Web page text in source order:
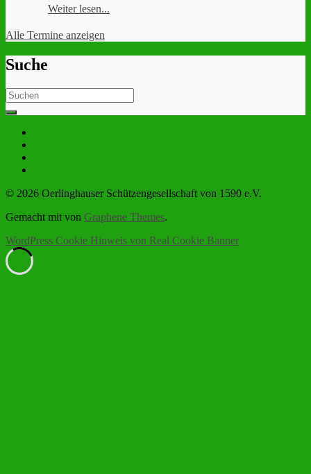
Weiter lesen...
Alle Termine anzeigen
Suche
Search
for:
© 2026 Oerlinghauser Schützengesellschaft von 1590 e.V.
Gemacht mit von Graphene Themes.
WordPress Cookie Hinweis von Real Cookie Banner